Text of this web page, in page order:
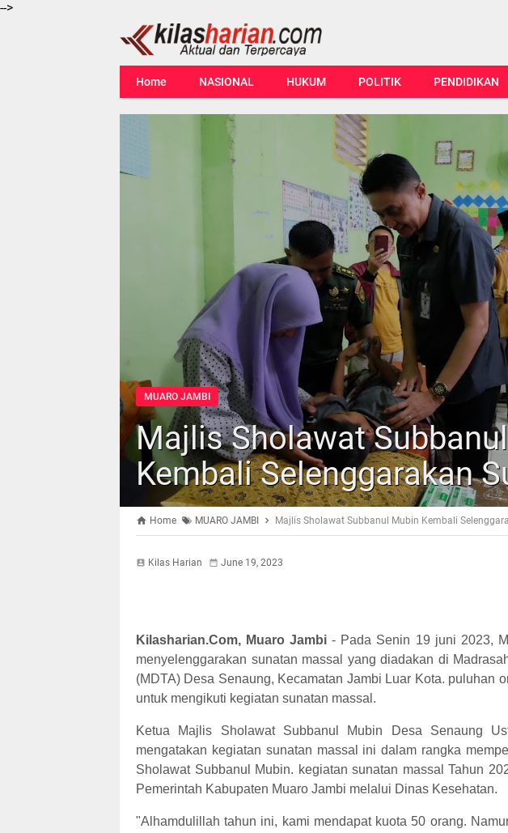
-->
Home NASIONAL HUKUM POLITIK PENDIDIKAN
MUARO JAMBI
Majlis Sholawat
Kembali Selenggarakan
Home MUARO JAMBI Majlis Sholawat Subbanul Mubin Kembali
Kilas Harian June 19, 2023
Kilasharian.Com, Muaro Jambi - Pada Senin 19 juni 2023,
menyelenggarakan sunatan massal yang diadakan di
(MDTA) Desa Senaung, Kecamatan Jambi Luar Kota. puluhan
untuk mengikuti kegiatan sunatan massal.
Ketua Majlis Sholawat Subbanul Mubin Desa Senaung
mengatakan kegiatan sunatan massal ini dalam rangka
Sholawat Subbanul Mubin. kegiatan sunatan massal Tahun
Pemerintah Kabupaten Muaro Jambi melalui Dinas Kesehatan.
"Alhamdulillah tahun ini, kami mendapat kuota 50 orang.